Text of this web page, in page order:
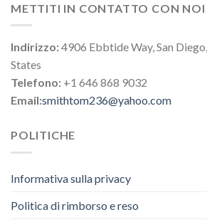
METTITI IN CONTATTO CON NOI
Indirizzo:4906 Ebbtide Way, San
States
Telefono: +1 646 868 9032
Email:smithtom236@yahoo.com
POLITICHE
Informativa sulla privacy
Politica di rimborso e reso